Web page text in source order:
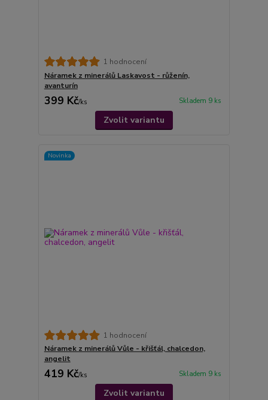
1 hodnocení
Náramek z minerálů Laskavost - růženín,
avanturín
399 Kč/ks Skladem 9 ks
Zvolit variantu
Novinka
1 hodnocení
Náramek z minerálů Vůle - křišťál, chalcedon,
angelit
419 Kč/ks Skladem 9 ks
Zvolit variantu